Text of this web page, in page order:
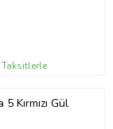
Kırmızı Gül